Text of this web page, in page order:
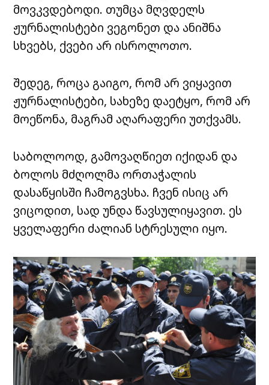
მოვკვდებოდი. თუმცა მღვდელს
ჟურნალისტები ვეგონეთ და ანიშნა
სხვებს, ქვები არ ისროლოთო.
შედეგ, როცა გაიგო, რომ არ ვიყავით
ჟურნალისტები, სახეზე დაეტყო, რომ არ
მოეწონა, მაგრამ აღარაფერი უთქვამს.
საბოლოოდ, გამოვაღწიეთ იქიდან და
ბოლოს მძღოლმა ორთაჭალის
დასაწყისში ჩამოგვსხა. ჩვენ ისიც არ
ვიცოდით, სად უნდა წავსულიყავით. ეს
ყველაფერი ძალიან სტრესული იყო.